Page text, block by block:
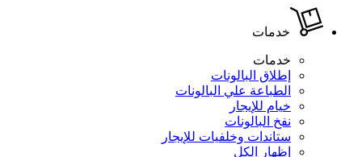
خدمات
خدمات
إطلاق البالونات
الطباعة علي البالونات
خيام للإيجار
نفخ البالونات
ستاندات وخلفيات للإيجار
إظهار الكل